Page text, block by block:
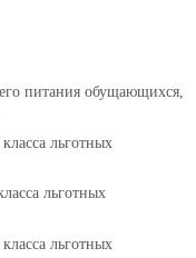
питания обущающихся,
льготных
льготных
льготных